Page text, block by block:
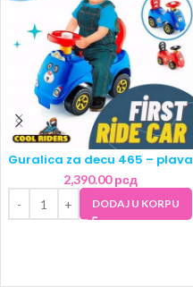
Guralica za decu 465 – plava
2,390.00рсд
DODAJ U KORPU